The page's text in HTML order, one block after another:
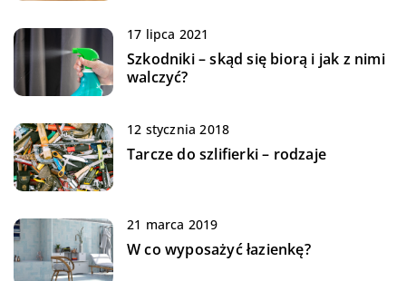
17 lipca 2021
Szkodniki – skąd się biorą i jak z nimi
walczyć?
12 stycznia 2018
Tarcze do szlifierki – rodzaje
21 marca 2019
W co wyposażyć łazienkę?